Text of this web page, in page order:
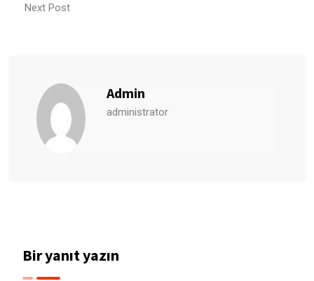
Next Post
Admin
administrator
Bir yanıt yazın